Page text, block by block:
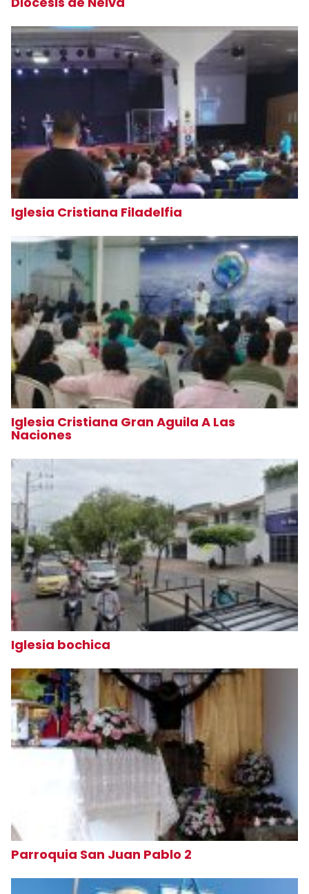
Iglesia Cristiana Filadelfia
Iglesia Cristiana Gran Aguila A Las
Naciones
Iglesia bochica
Parroquia San Juan Pablo 2